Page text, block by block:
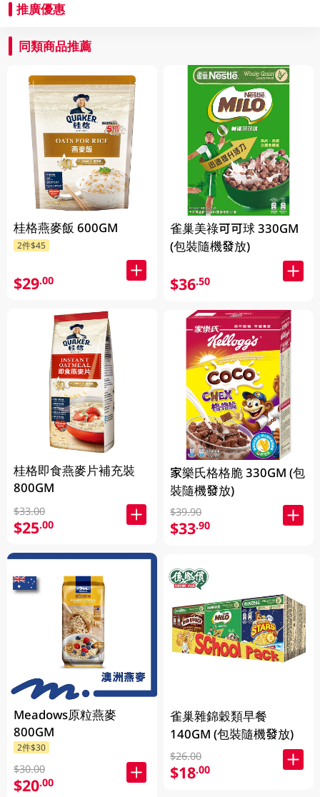
推廣優惠
同類商品推薦
桂格燕麥飯 600GM
2件$45
$29.00
桂格即食燕麥片補充裝
800GM
$33.00
$25.00
Meadows原粒燕麥
800GM
2件$30
$30.00
$20.00
雀巢美祿可可球 330GM
(包裝隨機發放)
$36.50
家樂氏格格脆 330GM (包
裝隨機發放)
$39.90
$33.90
雀巢雜錦穀類早餐
140GM (包裝隨機發放)
$26.00
$18.00